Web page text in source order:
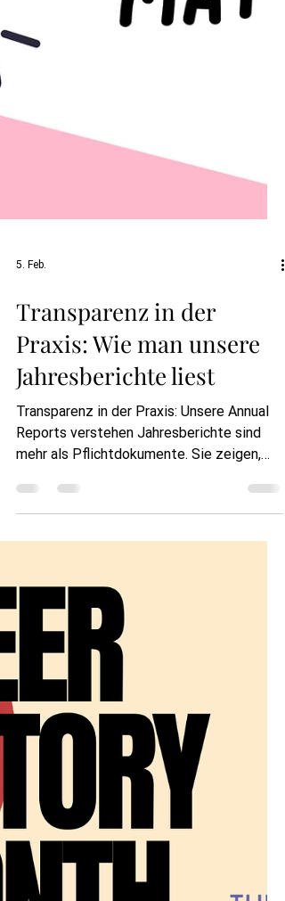
5. Feb.
Transparenz in der
Jahresberichte liest
Transparenz in der Praxis: Unsere Annual
mehr als Pflichtdokumente. Sie zeigen,
wie Verantwortung, Mittelverwendung und
Wirkung konkret aussehen. Bei
www.thelgbtlife.de stehen sie für
Offenheit und Nachvollziehbarkeit. Warum
Jahresberichte wichtig sind Sie
beantworten Fragen zu: Governance,
Finanzen, Wirkung und Herausforderungen.
Governance und Struktur Hier finden Sie:
Organisationsstruktur,